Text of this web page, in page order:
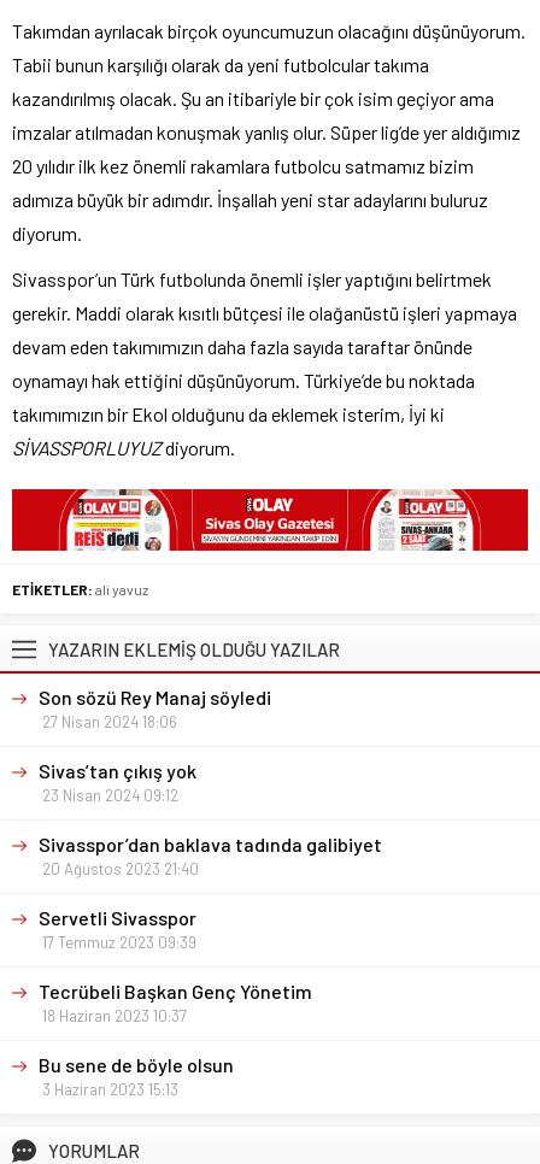
Takımdan ayrılacak birçok oyuncumuzun olacağını düşünüyorum.
Tabii bunun karşılığı olarak da yeni futbolcular takıma
kazandırılmış olacak. Şu an itibariyle bir çok isim geçiyor ama
imzalar atılmadan konuşmak yanlış olur. Süper lig’de yer aldığımız
20 yılıdır ilk kez önemli rakamlara futbolcu satmamız bizim
adımıza büyük bir adımdır. İnşallah yeni star adaylarını buluruz
diyorum.
Sivasspor’un Türk futbolunda önemli işler yaptığını belirtmek
gerekir. Maddi olarak kısıtlı bütçesi ile olağanüstü işleri yapmaya
devam eden takımımızın daha fazla sayıda taraftar önünde
oynamayı hak ettiğini düşünüyorum. Türkiye’de bu noktada
takımımızın bir Ekol olduğunu da eklemek isterim, İyi ki
SİVASSPORLUYUZdiyorum.
ETİKETLER: ali yavuz
YAZARIN EKLEMİŞ OLDUĞU YAZILAR
Son sözü Rey Manaj söyledi
27 Nisan 2024 18:06
Sivas’tan çıkış yok
23 Nisan 2024 09:12
Sivasspor’dan baklava tadında galibiyet
20 Ağustos 2023 21:40
Servetli Sivasspor
17 Temmuz 2023 09:39
Tecrübeli Başkan Genç Yönetim
18 Haziran 2023 10:37
Bu sene de böyle olsun
3 Haziran 2023 15:13
YORUMLAR